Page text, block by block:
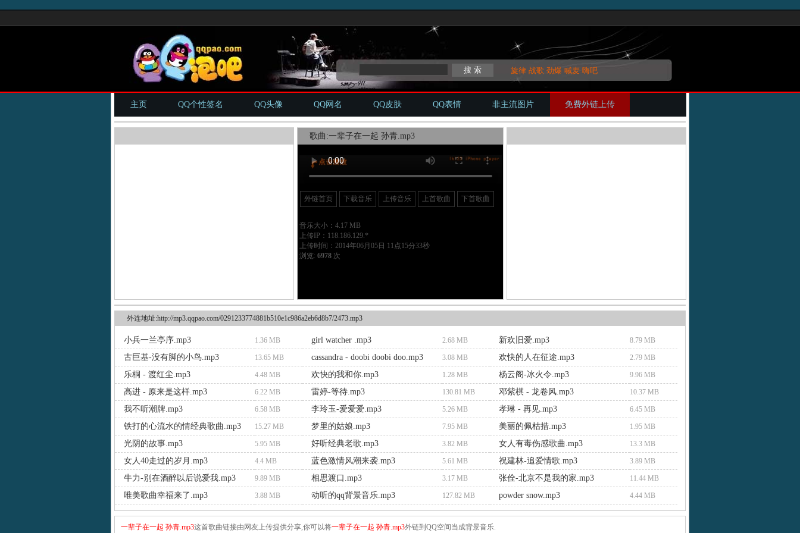
旋律 战歌 劲爆 喊麦 嗨吧
主页 QQ个性签名 QQ头像 QQ网名 QQ皮肤 QQ表情 非主流图片 免费外链上传
歌曲:一辈子在一起 孙青.mp3
外链首页 下载音乐 上传音乐 上首歌曲 下首歌曲
音乐大小：4.17 MB
上传IP：118.186.129.*
上传时间：2014年06月05日 11点15分33秒
浏览: 6978次
外连地址:http://mp3.qqpao.com/0291233774881b510e1c986a2eb6d8b7/2473.mp3
小兵一兰亭序.mp3 1.36 MB girl watcher .mp3 2.68 MB 新欢旧爱.mp3 8.79 MB
古巨基-没有脚的小鸟.mp3 13.65 MB cassandra - doobi doobi doo.mp3 3.08 MB 欢快的人在征途.mp3 2.79 MB
乐桐 - 渡红尘.mp3 4.48 MB 欢快的我和你.mp3 1.28 MB 杨云阁-冰火令.mp3 9.96 MB
高进 - 原来是这样.mp3 6.22 MB 雷婷-等待.mp3 130.81 MB 邓紫棋 - 龙卷风.mp3 10.37 MB
我不听潮牌.mp3 6.58 MB 李玲玉-爱爱爱.mp3 5.26 MB 孝琳 - 再见.mp3 6.45 MB
铁打的心流水的情经典歌曲.mp3 15.27 MB 梦里的姑娘.mp3 7.95 MB 美丽的佩枯措.mp3 1.95 MB
光阴的故事.mp3 5.95 MB 好听经典老歌.mp3 3.82 MB 女人有毒伤感歌曲.mp3 13.3 MB
女人40走过的岁月.mp3 4.4 MB 蓝色激情风潮来袭.mp3 5.61 MB 祝建林-追爱情歌.mp3 3.89 MB
牛力-别在酒醉以后说爱我.mp3 9.89 MB 相思渡口.mp3 3.17 MB 张佺-北京不是我的家.mp3 11.44 MB
唯美歌曲幸福来了.mp3 3.88 MB 动听的qq背景音乐.mp3 127.82 MB powder snow.mp3 4.44 MB
一辈子在一起 孙青.mp3这首歌曲链接由网友上传提供分享,你可以将一辈子在一起 孙青.mp3外链到QQ空间当成背景音乐.